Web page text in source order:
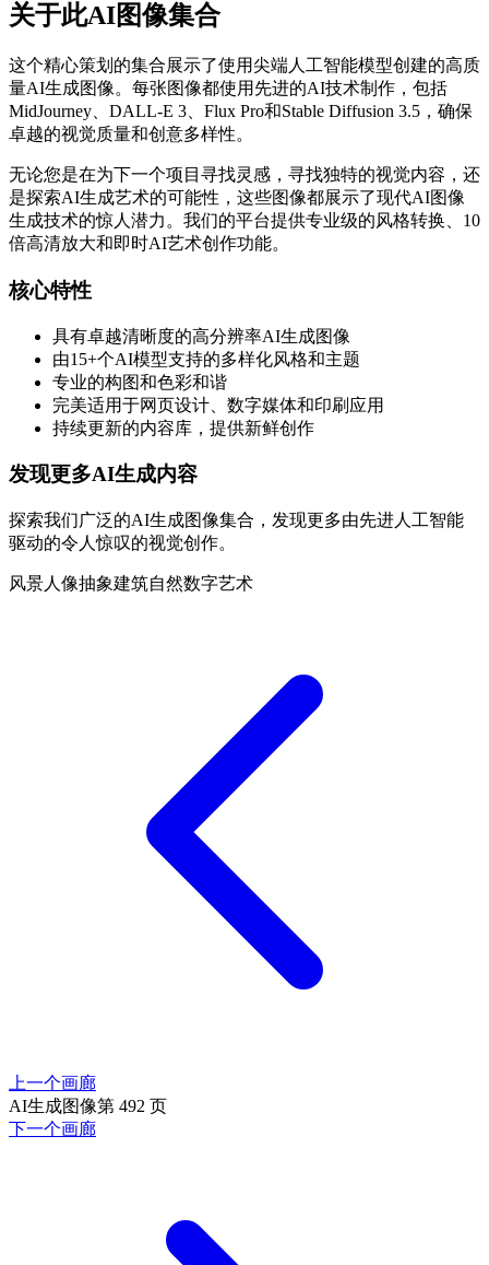
关于此AI图像集合
这个精心策划的集合展示了使用尖端人工智能模型创建的高质
量AI生成图像。每张图像都使用先进的AI技术制作，包括
MidJourney、DALL-E 3、Flux Pro和Stable Diffusion 3.5，确保
卓越的视觉质量和创意多样性。
无论您是在为下一个项目寻找灵感，寻找独特的视觉内容，还
是探索AI生成艺术的可能性，这些图像都展示了现代AI图像
生成技术的惊人潜力。我们的平台提供专业级的风格转换、10
倍高清放大和即时AI艺术创作功能。
核心特性
具有卓越清晰度的高分辨率AI生成图像
由15+个AI模型支持的多样化风格和主题
专业的构图和色彩和谐
完美适用于网页设计、数字媒体和印刷应用
持续更新的内容库，提供新鲜创作
发现更多AI生成内容
探索我们广泛的AI生成图像集合，发现更多由先进人工智能
驱动的令人惊叹的视觉创作。
风景人像抽象建筑自然数字艺术
上一个画廊
AI生成图像第 492 页
下一个画廊